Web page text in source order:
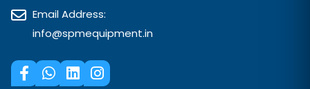
Email Address:
info@spmequipment.in